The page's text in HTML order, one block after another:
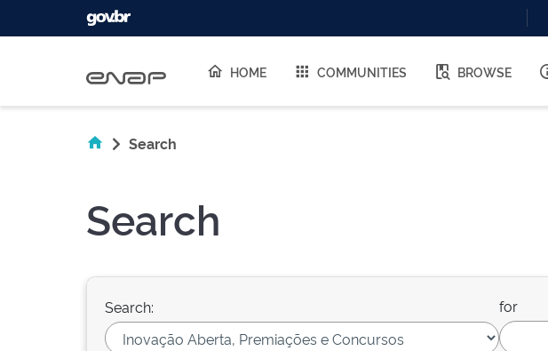
HOME COMMUNITIES BROWSE
Search
Search
Search: for